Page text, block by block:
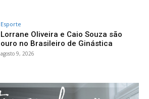
Esporte
Lorrane Oliveira e Caio Souza são
ouro no Brasileiro de Ginástica
agosto 9, 2026